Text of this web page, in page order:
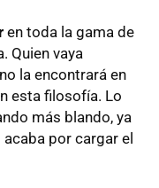
en toda la gama de
Quien vaya
la encontrará en
esta filosofía. Lo
más blando, ya
por cargar el